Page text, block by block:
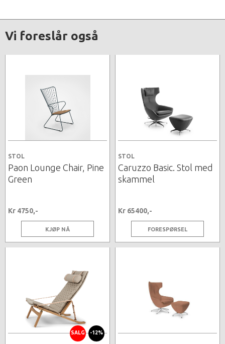
Vi foreslår også
STOL
Paon Lounge Chair, Pine
Green
Kr 4750,-
KJØP NÅ
STOL
Caruzzo Basic. Stol med
skammel
Kr 65400,-
FORESPØRSEL
SALG -12%